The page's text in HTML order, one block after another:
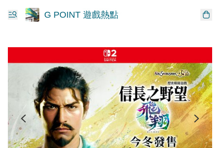
G POINT 遊戲熱點